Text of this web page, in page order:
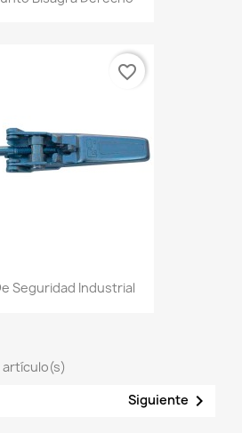
Seguridad Industrial
favorite_border
artículo(s)
Siguiente 